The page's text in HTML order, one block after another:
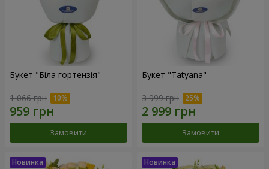
Букет "Біла гортензія"
1 066 грн
Замовити
Букет "Tatyana"
3 999 грн
Замовити